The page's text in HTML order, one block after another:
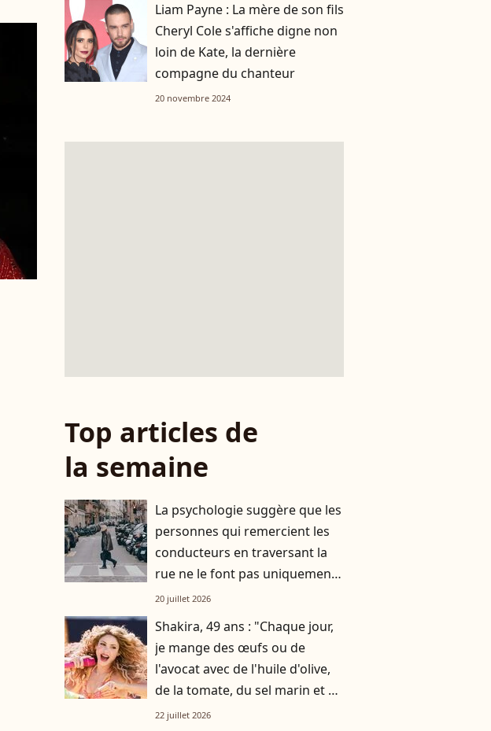
Liam Payne : La mère de son fils
Cheryl Cole s'affiche digne non
loin de Kate, la dernière
compagne du chanteur
20 novembre 2024
Top articles de
la semaine
La psychologie suggère que les
personnes qui remercient les
conducteurs en traversant la
rue ne le font pas uniquement
par gratitude
20 juillet 2026
Shakira, 49 ans : "Chaque jour,
je mange des œufs ou de
l'avocat avec de l'huile d'olive,
de la tomate, du sel marin et un
smoothie"
22 juillet 2026